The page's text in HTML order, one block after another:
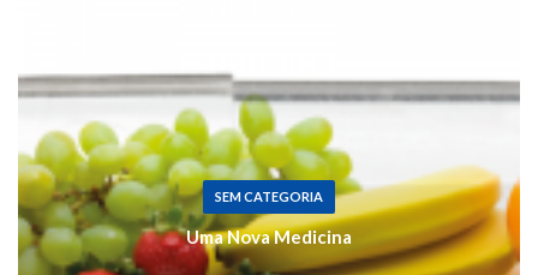
SEM CATEGORIA
Uma Nova Medicina